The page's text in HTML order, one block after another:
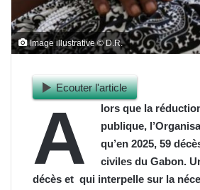
Image illustrative © D.R.
Ecouter l'article
A
lors que la
publique,
qu’en 2025, 59
civiles du Gabon.
décès et qui interpelle sur la